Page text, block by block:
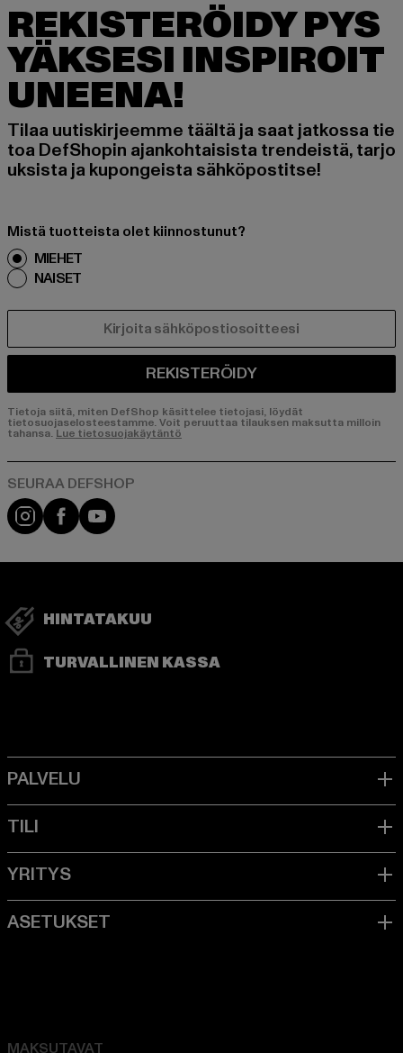
REKISTERÖIDY PYS
YÄKSESI INSPIROIT
UNEENA!
Tilaa uutiskirjeemme täältä ja saat jatkossa tie
toa DefShopin ajankohtaisista trendeistä, tarjo
uksista ja kupongeista sähköpostitse!
Mistä tuotteista olet kiinnostunut?
MIEHET
NAISET
REKISTERÖIDY
Tietoja siitä, miten DefShop käsittelee tietojasi, löydät
tietosuojaselosteestamme. Voit peruuttaa tilauksen maksutta milloin
tahansa. Lue tietosuojakäytäntö
Visit our Instagram page:
Visit our Facebook page:
Visit our YouTube channel:
HINTATAKUU
TURVALLINEN KASSA
MAKSUTAVAT